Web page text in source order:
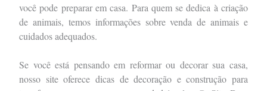
você pode preparar em casa. Para quem se dedica à criação
de animais, temos informações sobre venda de animais e
cuidados adequados.
Se você está pensando em reformar ou decorar sua casa,
nosso site oferece dicas de decoração e construção para